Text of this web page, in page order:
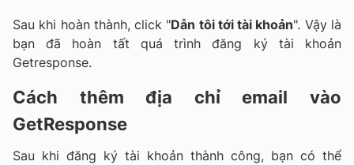
Sau khi hoàn thành, click "Dẫn tôi tới tài khoản". Vậy là
bạn đã hoàn tất quá trình đăng ký tài khoản
Getresponse.
Cách thêm địa chỉ email vào
GetResponse
Sau khi đăng ký tài khoản thành công, bạn có thể